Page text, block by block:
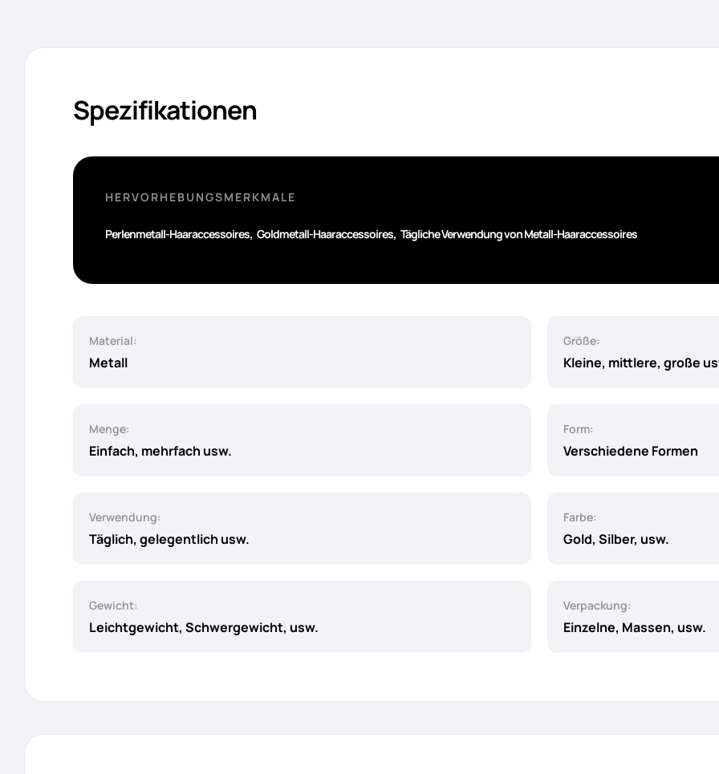
Spezifikationen
HERVORHEBUNGSMERKMALE
Perlenmetall-Haaraccessoires, Goldmetall-Haaraccessoires, Tägliche Verwendung von Metall-Haaraccessoires
Material:
Metall
Größe:
Kleine, mittlere, große
Menge:
Einfach, mehrfach usw.
Form:
Verschiedene Formen
Verwendung:
Täglich, gelegentlich usw.
Farbe:
Gold, Silber, usw.
Gewicht:
Leichtgewicht, Schwergewicht, usw.
Verpackung:
Einzelne, Massen, usw.